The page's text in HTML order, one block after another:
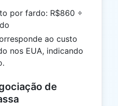
por fardo: R$860 ÷
ao custo
nos EUA, indicando
de